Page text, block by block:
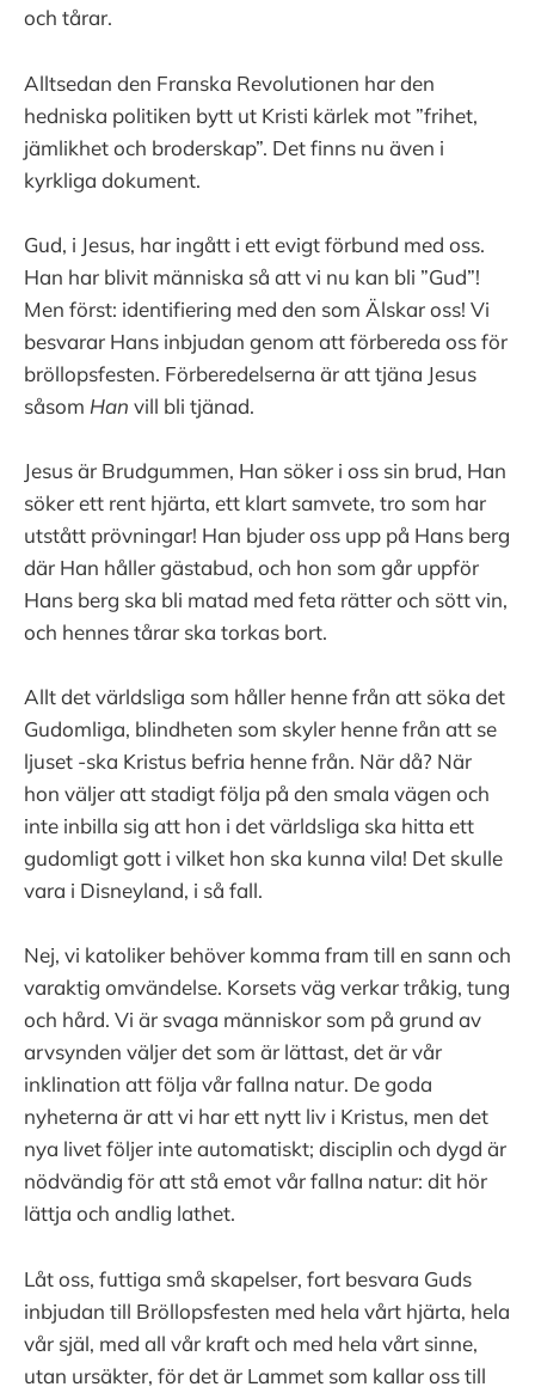
och tårar.
Alltsedan den Franska Revolutionen har den
hedniska politiken bytt ut Kristi kärlek mot ”frihet,
jämlikhet och broderskap”. Det finns nu även i
kyrkliga dokument.
Gud, i Jesus, har ingått i ett evigt förbund med oss.
Han har blivit människa så att vi nu kan bli ”Gud”!
Men först: identifiering med den som Älskar oss! Vi
besvarar Hans inbjudan genom att förbereda oss för
bröllopsfesten. Förberedelserna är att tjäna Jesus
såsom Han vill bli tjänad.
Jesus är Brudgummen, Han söker i oss sin brud, Han
söker ett rent hjärta, ett klart samvete, tro som har
utstått prövningar! Han bjuder oss upp på Hans berg
där Han håller gästabud, och hon som går uppför
Hans berg ska bli matad med feta rätter och sött vin,
och hennes tårar ska torkas bort.
Allt det världsliga som håller henne från att söka det
Gudomliga, blindheten som skyler henne från att se
ljuset -ska Kristus befria henne från. När då? När
hon väljer att stadigt följa på den smala vägen och
inte inbilla sig att hon i det världsliga ska hitta ett
gudomligt gott i vilket hon ska kunna vila! Det skulle
vara i Disneyland, i så fall.
Nej, vi katoliker behöver komma fram till en sann och
varaktig omvändelse. Korsets väg verkar tråkig, tung
och hård. Vi är svaga människor som på grund av
arvsynden väljer det som är lättast, det är vår
inklination att följa vår fallna natur. De goda
nyheterna är att vi har ett nytt liv i Kristus, men det
nya livet följer inte automatiskt; disciplin och dygd är
nödvändig för att stå emot vår fallna natur: dit hör
lättja och andlig lathet.
Låt oss, futtiga små skapelser, fort besvara Guds
inbjudan till Bröllopsfesten med hela vårt hjärta, hela
vår själ, med all vår kraft och med hela vårt sinne,
utan ursäkter, för det är Lammet som kallar oss till